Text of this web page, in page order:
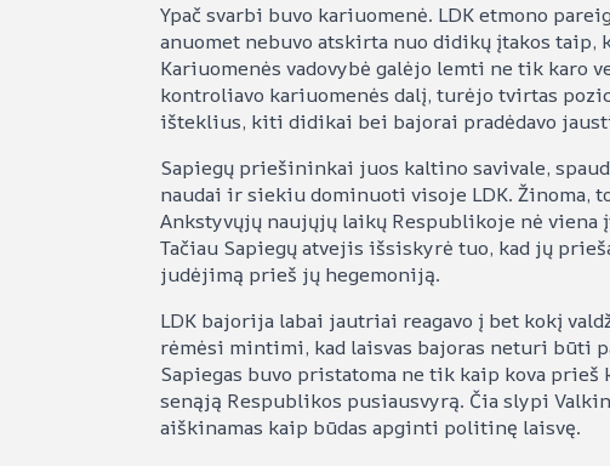
Ypač svarbi buvo kariuomenė. LDK etmono
anuomet nebuvo atskirta nuo didikų įtakos
Kariuomenės vadovybė galėjo lemti ne tik karo
kontroliavo kariuomenės dalį, turėjo tvirtas
išteklius, kiti didikai bei bajorai pradėdavo
Sapiegų priešininkai juos kaltino savivale,
naudai ir siekiu dominuoti visoje LDK.
Ankstyvųjų naujųjų laikų Respublikoje nė
Tačiau Sapiegų atvejis išsiskyrė tuo, kad jų
judėjimą prieš jų hegemoniją.
LDK bajorija labai jautriai reagavo į bet kokį
rėmėsi mintimi, kad laisvas bajoras neturi būti
Sapiegas buvo pristatoma ne tik kaip kova
senąją Respublikos pusiausvyrą. Čia slypi
aiškinamas kaip būdas apginti politinę laisvę.